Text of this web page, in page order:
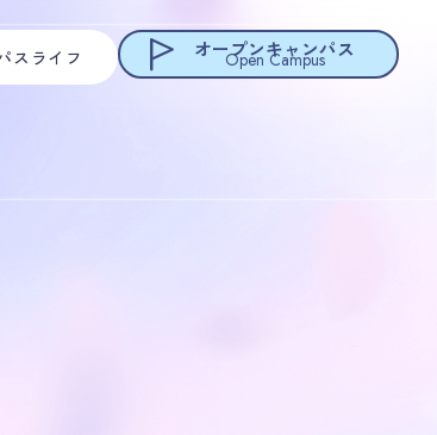
スライフ オープンキャンパス
Open Campus